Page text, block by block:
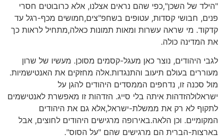
"הילד של השכן",כפי שהם נראים אצלנו, אלא כרובוטים חסרי
פנים, חבושי קסדות, עטופים בשחפ"צים,חמושים מכף-רגל עד
קדקוד. מי שראה עשרות ומאות תמונות כאלה,מתחיל לראות כך
את המדינה כולה.
לגבי היהודים, נוצר כאן מעגל-קסמים מסוכן. מעשיו של שרון
מעוררים בעולם תיעוב והתנגדות.אלה מחזקים את האנטישמיות.
מול סכנה זו, נדחפים הממסדים היהודים להגן על
ישראלולהזדהות איתה בלי סייג. הזדהות זו מאפשרת לאנטישמים
לתקוף לא רק את ממשלת-ישראל,אלא גם את היהודים
המקומיים. וכן הלאה.באירופה מרגישים היהודים לחוצים, אבל
בארצות-הברית הם מרגישים שהם "על הסוס".